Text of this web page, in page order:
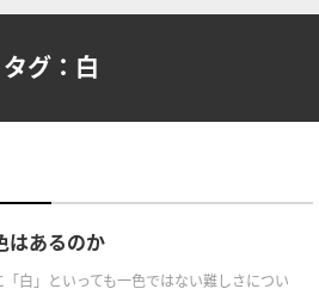
タグ：白
はあるのか
「白」といっても一色ではない難しさについ